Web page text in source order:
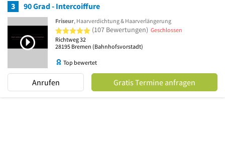
3 90 Grad - Intercoiffure
Friseur, Haarverdichtung & Haarverlängerung
5 von 5 Sternen
(107 Bewertungen) Geschlossen
Richtweg 32
28195 Bremen (Bahnhofsvorstadt)
Top bewertet
Anrufen Gratis Termine anfragen